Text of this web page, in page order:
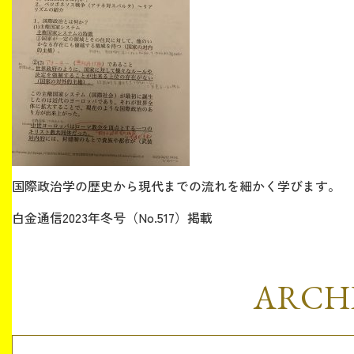
国際政治学の歴史から現代までの流れを細かく学びます。
白金通信2023年冬号（No.517）掲載